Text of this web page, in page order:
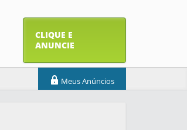
CLIQUE E
ANUNCIE
Meus Anúncios